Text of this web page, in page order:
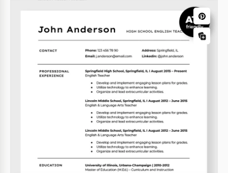
Lebenslauf-Vorlage für die High School
ohne Erfahrung
Google Docs